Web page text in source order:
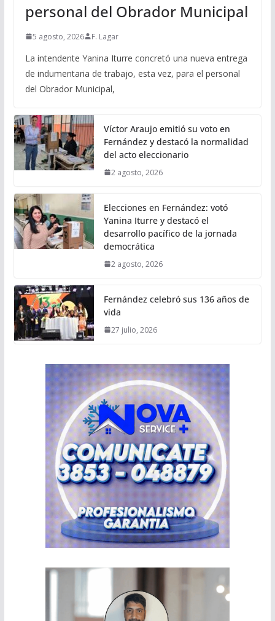
personal del Obrador Municipal
5 agosto, 2026 F. Lagar
La intendente Yanina Iturre concretó una nueva entrega
de indumentaria de trabajo, esta vez, para el personal
del Obrador Municipal,
Víctor Araujo emitió su voto en
Fernández y destacó la normalidad
del acto eleccionario
2 agosto, 2026
Elecciones en Fernández: votó
Yanina Iturre y destacó el
desarrollo pacífico de la jornada
democrática
2 agosto, 2026
Fernández celebró sus 136 años de
vida
27 julio, 2026